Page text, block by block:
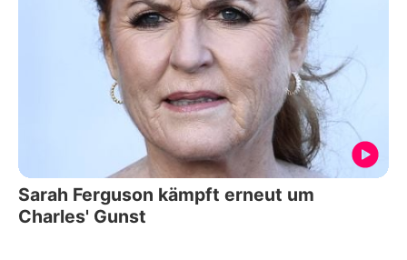
Sarah Ferguson kämpft erneut um
Charles' Gunst